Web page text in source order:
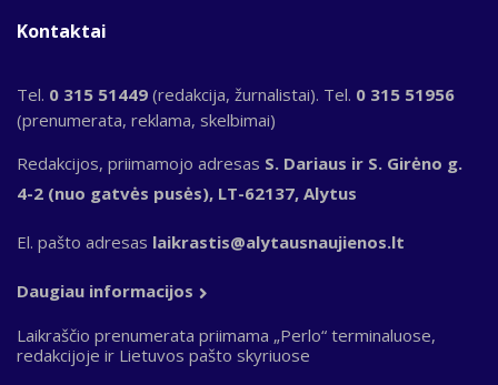
Kontaktai
Tel. 0 315 51449 (redakcija, žurnalistai). Tel. 0 315 51956
(prenumerata, reklama, skelbimai)
Redakcijos, priimamojo adresas S. Dariaus ir S. Girėno g.
4-2 (nuo gatvės pusės), LT-62137, Alytus
El. pašto adresas laikrastis@alytausnaujienos.lt
Daugiau informacijos
Laikraščio prenumerata priimama „Perlo“ terminaluose,
redakcijoje ir Lietuvos pašto skyriuose